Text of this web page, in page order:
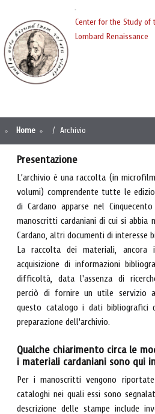
Center for the Study of
Lombard Renaissance
Home Archivio
Presentazione
L’archivio è una raccolta (in
volumi) comprendente tutte le
di Cardano apparse nel
manoscritti cardaniani di cui si
Cardano, altri documenti di interesse
La raccolta dei materiali, ancora
acquisizione di informazioni
difficoltà, data l'assenza di
perciò di fornire un utile servizio
questo catalogo i dati bibliografici
preparazione dell'archivio.
Qualche chiarimento circa le
i materiali cardaniani sono qui
Per i manoscritti vengono
cataloghi nei quali essi sono
descrizione delle stampe include